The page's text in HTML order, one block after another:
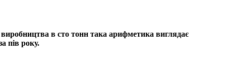
в сто тонн така арифметика виглядає
пів року.